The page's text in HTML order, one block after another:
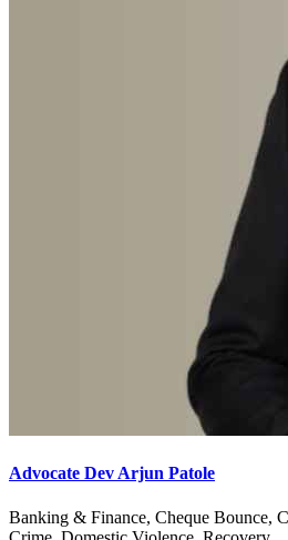
Advocate Dev Arjun Patole
Banking & Finance, Cheque Bounce,